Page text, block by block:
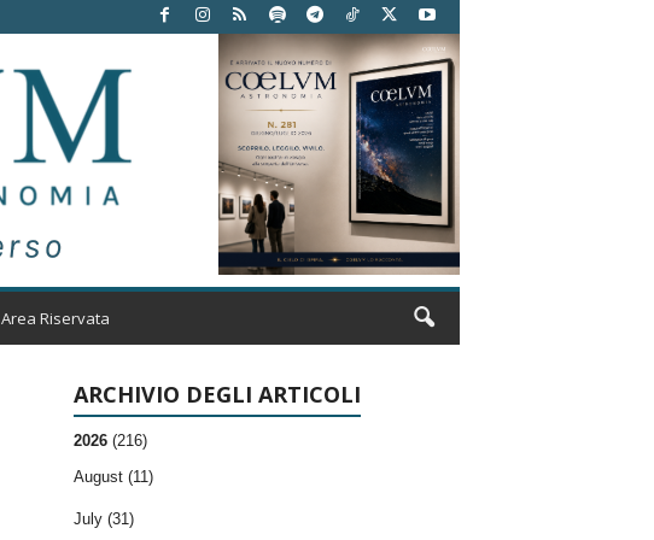
Area Riservata
ARCHIVIO DEGLI ARTICOLI
2026 (216)
August (11)
July (31)